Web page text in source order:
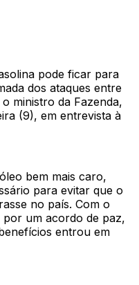
pode ficar para
dos ataques entre
ministro da Fazenda,
(9), em entrevista à
bem mais caro,
para evitar que o
no país. Com o
um acordo de paz,
entrou em